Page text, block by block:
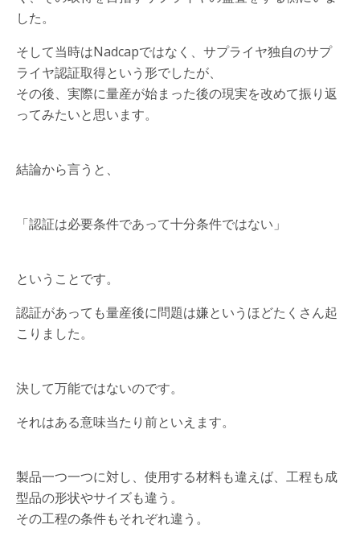
した。
そして当時はNadcapではなく、サプライヤ独自のサプ
ライヤ認証取得という形でしたが、
その後、実際に量産が始まった後の現実を改めて振り返
ってみたいと思います。
結論から言うと、
「認証は必要条件であって十分条件ではない」
ということです。
認証があっても量産後に問題は嫌というほどたくさん起
こりました。
決して万能ではないのです。
それはある意味当たり前といえます。
製品一つ一つに対し、使用する材料も違えば、工程も成
型品の形状やサイズも違う。
その工程の条件もそれぞれ違う。